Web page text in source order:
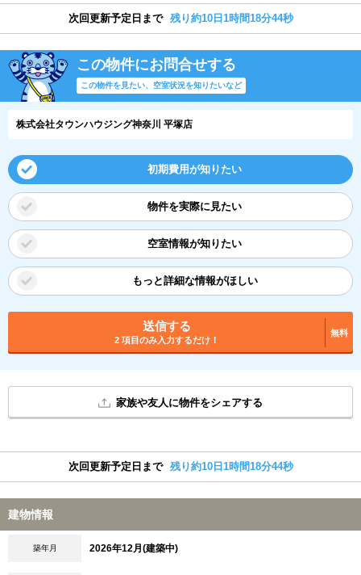
次回更新予定日まで 残り約10日1時間18分43秒
この物件にお問合せする
この物件を見たい、空室状況を知りたいなど
株式会社タウンハウジング神奈川 平塚店
初期費用が知りたい
物件を実際に見たい
空室情報が知りたい
もっと詳細な情報がほしい
送信する
2 項目のみ入力するだけ！
無料
家族や友人に物件をシェアする
次回更新予定日まで 残り約10日1時間18分43秒
建物情報
築年月 2026年12月(建築中)